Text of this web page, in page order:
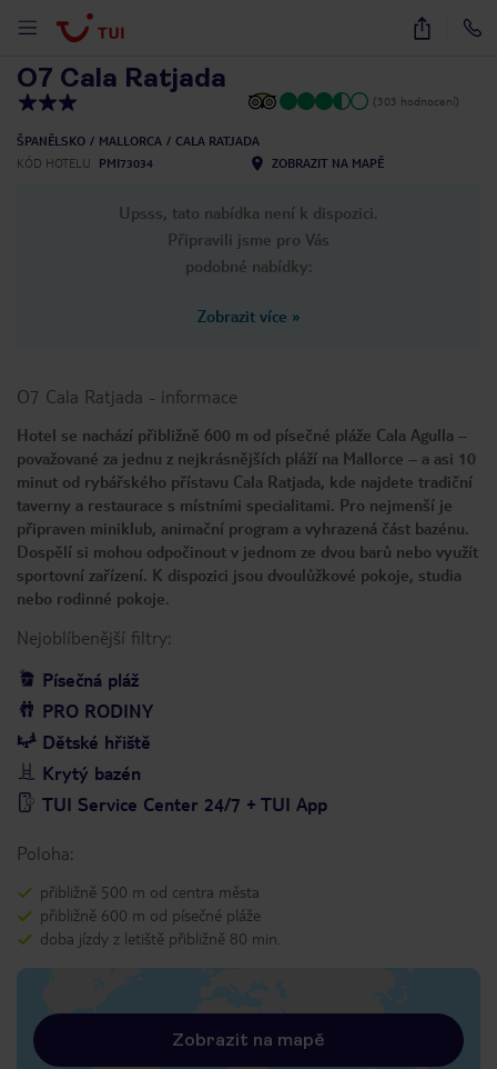
19
O7 Cala Ratjada
(303 hodnocení)
ŠPANĚLSKO MALLORCA
CALA RATJADA
KÓD HOTELU
PMI73034 ZOBRAZIT NA MAPĚ
Upsss, tato nabídka není k dispozici.
Připravili jsme pro Vás
podobné nabídky:
Zobrazit více »
O7 Cala Ratjada - informace
Hotel se nachází přibližně 600 m od písečné pláže Cala Agulla –
považované za jednu z nejkrásnějších pláží na Mallorce – a asi 10
minut od rybářského přístavu Cala Ratjada, kde najdete tradiční
taverny a restaurace s místními specialitami. Pro nejmenší je
připraven miniklub, animační program a vyhrazená část bazénu.
Dospělí si mohou odpočinout v jednom ze dvou barů nebo využít
sportovní zařízení. K dispozici jsou dvoulůžkové pokoje, studia
nebo rodinné pokoje.
Nejoblíbenější filtry:
Písečná pláž
PRO RODINY
Dětské hřiště
Krytý bazén
TUI Service Center 24/7 + TUI App
Poloha:
přibližně 500 m od centra města
přibližně 600 m od písečné pláže
doba jízdy z letiště přibližně 80 min.
Zobrazit na mapě